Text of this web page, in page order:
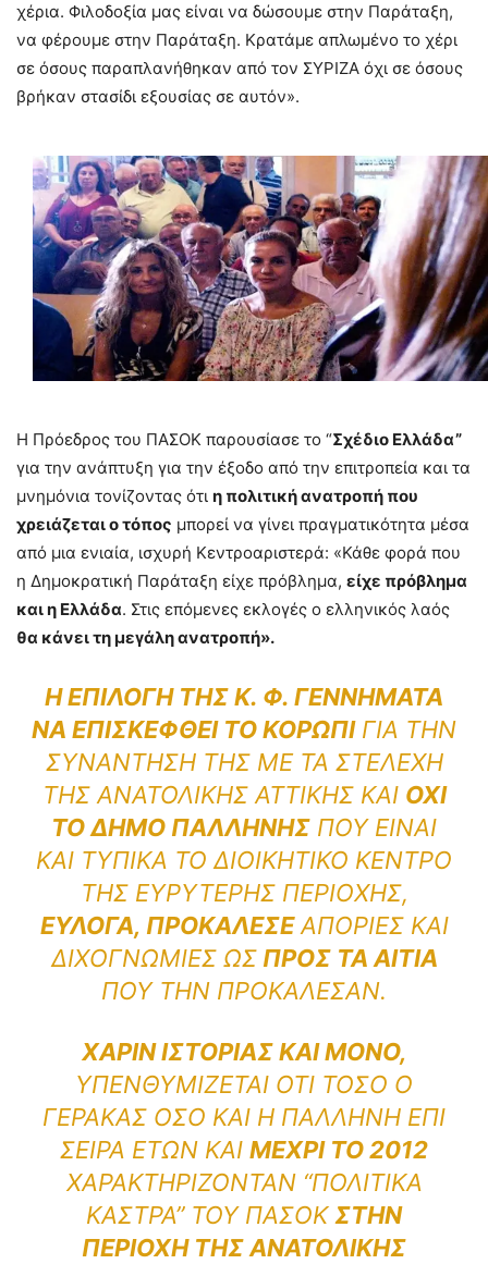
χέρια. Φιλοδοξία μας είναι να δώσουμε στην Παράταξη,
να φέρουμε στην Παράταξη. Κρατάμε απλωμένο το χέρι
σε όσους παραπλανήθηκαν από τον ΣΥΡΙΖΑ όχι σε όσους
βρήκαν στασίδι εξουσίας σε αυτόν».
Η Πρόεδρος του ΠΑΣΟΚ παρουσίασε το “Σχέδιο Ελλάδα”
για την ανάπτυξη για την έξοδο από την επιτροπεία και τα
μνημόνια τονίζοντας ότι η πολιτική ανατροπή που
χρειάζεται ο τόπος μπορεί να γίνει πραγματικότητα μέσα
από μια ενιαία, ισχυρή Κεντροαριστερά: «Κάθε φορά που
η Δημοκρατική Παράταξη είχε πρόβλημα, είχε πρόβλημα
και η Ελλάδα. Στις επόμενες εκλογές ο ελληνικός λαός
θα κάνει τη μεγάλη ανατροπή».
Η ΕΠΙΛΟΓΉ ΤΗΣ Κ. Φ. ΓΕΝΝΗΜΑΤΆ
ΝΑ ΕΠΙΣΚΕΦΘΕΊ ΤΟ ΚΟΡΩΠΊΓΙΑ ΤΗΝ
ΣΥΝΆΝΤΗΣΉ ΤΗΣ ΜΕ ΤΑ ΣΤΕΛΈΧΗ
ΤΗΣ ΑΝΑΤΟΛΙΚΉΣ ΑΤΤΙΚΉΣ ΚΑΙ ΌΧΙ
ΤΟ ΔΉΜΟ ΠΑΛΛΉΝΗΣ ΠΟΥ ΕΊΝΑΙ
ΚΑΙ ΤΥΠΙΚΆ ΤΟ ΔΙΟΙΚΗΤΙΚΌ ΚΈΝΤΡΟ
ΤΗΣ ΕΥΡΎΤΕΡΗΣ ΠΕΡΙΟΧΉΣ,
ΕΎΛΟΓΑ, ΠΡΟΚΆΛΕΣΕΑΠΟΡΊΕΣ ΚΑΙ
ΔΙΧΟΓΝΩΜΊΕΣ ΩΣΠΡΟΣ ΤΑ ΑΊΤΙΑ
ΠΟΥ ΤΗΝ ΠΡΟΚΆΛΕΣΑΝ.
ΧΆΡΙΝ ΙΣΤΟΡΊΑΣ ΚΑΙ ΜΌΝΟ,
ΥΠΕΝΘΥΜΊΖΕΤΑΙ ΌΤΙ ΤΌΣΟ Ο
ΓΈΡΑΚΑΣ ΌΣΟ ΚΑΙ Η ΠΑΛΛΉΝΗ ΕΠΊ
ΣΕΙΡΆ ΕΤΏΝ ΚΑΙ ΜΈΧΡΙ ΤΟ 2012
ΧΑΡΑΚΤΗΡΊΖΟΝΤΑΝ “ΠΟΛΙΤΙΚΆ
ΚΆΣΤΡΑ” ΤΟΥ ΠΑΣΟΚ ΣΤΗΝ
ΠΕΡΙΟΧΉ ΤΗΣ ΑΝΑΤΟΛΙΚΉΣ